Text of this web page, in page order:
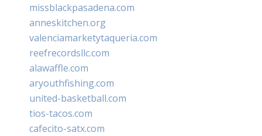
missblackpasadena.com
anneskitchen.org
valenciamarketytaqueria.com
reefrecordsllc.com
alawaffle.com
aryouthfishing.com
united-basketball.com
tios-tacos.com
cafecito-satx.com